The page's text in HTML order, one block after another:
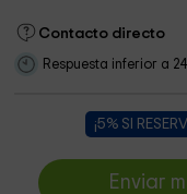
Contacto directo
Respuesta inferior a
¡5% SI
Enviar